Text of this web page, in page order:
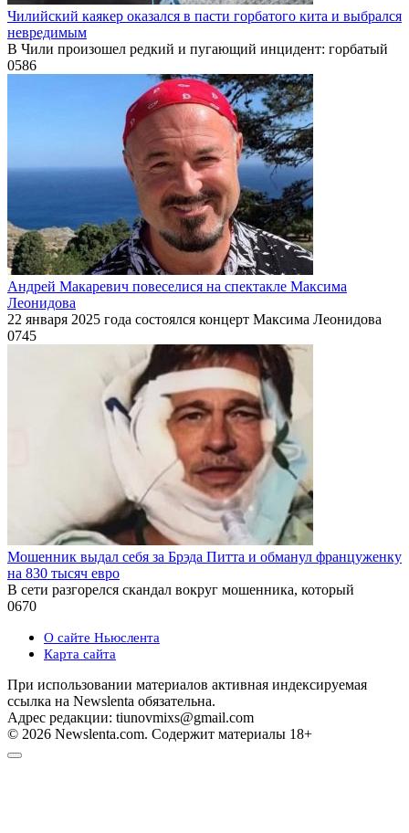
Чилийский каякер оказался в пасти горбатого кита и выбрался
невредимым
В Чили произошел редкий и пугающий инцидент: горбатый
0586
Андрей Макаревич повеселися на спектакле Максима
Леонидова
22 января 2025 года состоялся концерт Максима Леонидова
0745
Мошенник выдал себя за Брэда Питта и обманул француженку
на 830 тысяч евро
В сети разгорелся скандал вокруг мошенника, который
0670
О сайте Ньюслента
Карта сайта
При использовании материалов активная индексируемая
ссылка на Newslenta обязательна.
Адрес редакции: tiunovmixs@gmail.com
© 2026 Newslenta.com. Содержит материалы 18+